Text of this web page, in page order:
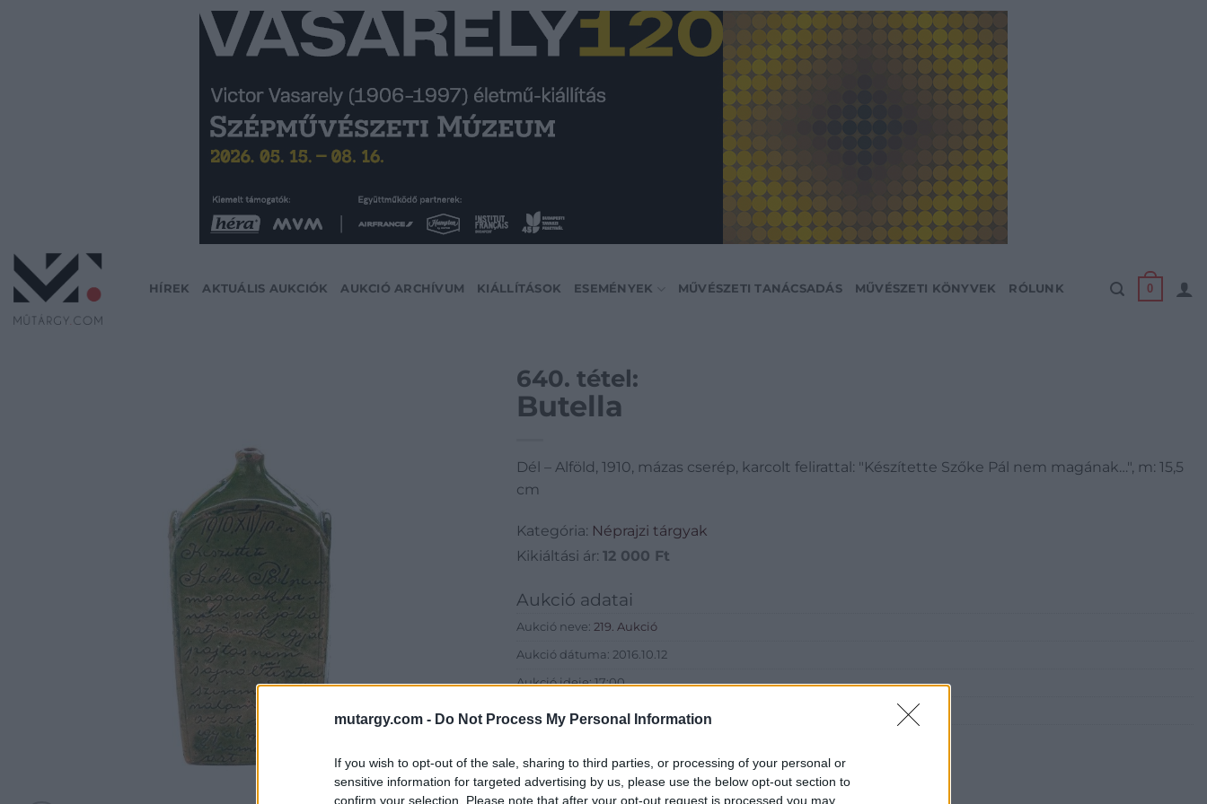
mutargy.com - Do Not Process My Personal Information
If you wish to opt-out of the sale, sharing to third parties, or processing of your personal or
sensitive information for targeted advertising by us, please use the below opt-out section to
confirm your selection. Please note that after your opt-out request is processed you may
HÍREK AKTUÁLIS AUKCIÓK AUKCIÓ ARCHÍVUM KIÁLLÍTÁSOK ESEMÉNYEK MŰVÉSZETI TANÁCSADÁS MŰVÉSZETI KÖNYVEK RÓLUNK 0
640. tétel:
Butella
Dél – Alföld, 1910, mázas cserép, karcolt felirattal: "Készítette Szőke Pál nem magának…", m: 15,5
cm
Kategória: Néprajzi tárgyak
Kikiáltási ár: 12 000 Ft
Aukció adatai
Aukció neve: 219. Aukció
Aukció dátuma: 2016.10.12
Aukció ideje: 17:00
Eladó adatai